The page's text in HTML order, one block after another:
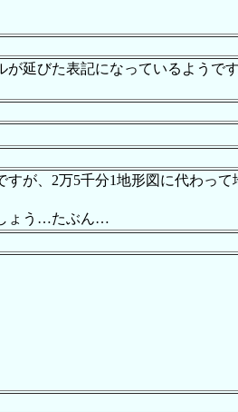
延びた表記になっているようで
が、2万5千分1地形図に代わっ
ょう…たぶん…